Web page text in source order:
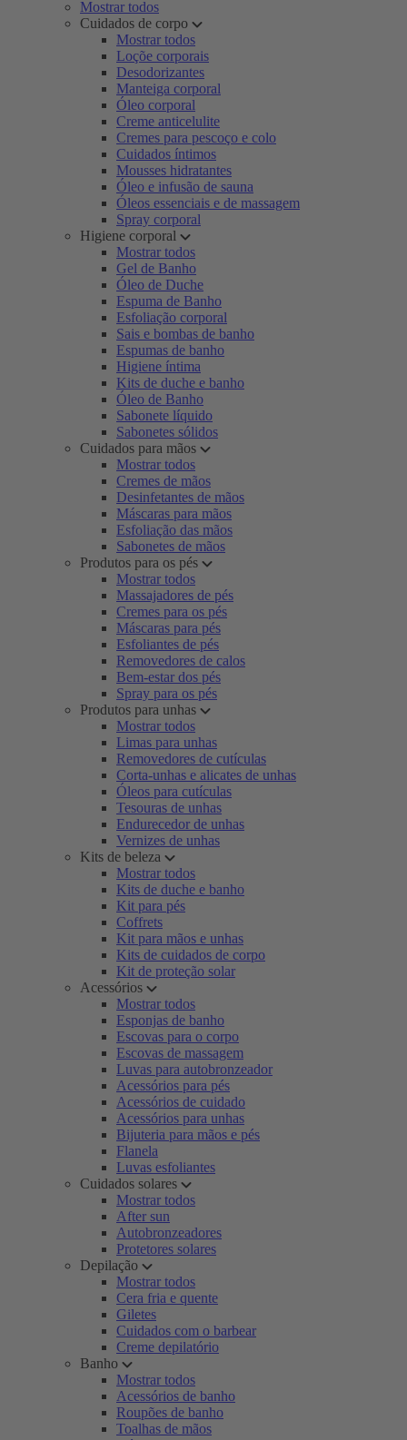
Mostrar todos
Cuidados de corpo
Mostrar todos
Loçõe corporais
Desodorizantes
Manteiga corporal
Óleo corporal
Creme anticelulite
Cremes para pescoço e colo
Cuidados íntimos
Mousses hidratantes
Óleo e infusão de sauna
Óleos essenciais e de massagem
Spray corporal
Higiene corporal
Mostrar todos
Gel de Banho
Óleo de Duche
Espuma de Banho
Esfoliação corporal
Sais e bombas de banho
Espumas de banho
Higiene íntima
Kits de duche e banho
Óleo de Banho
Sabonete líquido
Sabonetes sólidos
Cuidados para mãos
Mostrar todos
Cremes de mãos
Desinfetantes de mãos
Máscaras para mãos
Esfoliação das mãos
Sabonetes de mãos
Produtos para os pés
Mostrar todos
Massajadores de pés
Cremes para os pés
Máscaras para pés
Esfoliantes de pés
Removedores de calos
Bem-estar dos pés
Spray para os pés
Produtos para unhas
Mostrar todos
Limas para unhas
Removedores de cutículas
Corta-unhas e alicates de unhas
Óleos para cutículas
Tesouras de unhas
Endurecedor de unhas
Vernizes de unhas
Kits de beleza
Mostrar todos
Kits de duche e banho
Kit para pés
Coffrets
Kit para mãos e unhas
Kits de cuidados de corpo
Kit de proteção solar
Acessórios
Mostrar todos
Esponjas de banho
Escovas para o corpo
Escovas de massagem
Luvas para autobronzeador
Acessórios para pés
Acessórios de cuidado
Acessórios para unhas
Bijuteria para mãos e pés
Flanela
Luvas esfoliantes
Cuidados solares
Mostrar todos
After sun
Autobronzeadores
Protetores solares
Depilação
Mostrar todos
Cera fria e quente
Giletes
Cuidados com o barbear
Creme depilatório
Banho
Mostrar todos
Acessórios de banho
Roupões de banho
Toalhas de mãos